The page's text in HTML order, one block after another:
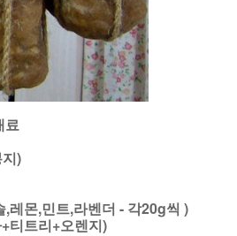
료
)
레몬,민트,라벤더 - 각20g씩 )
티트리+오렌지)